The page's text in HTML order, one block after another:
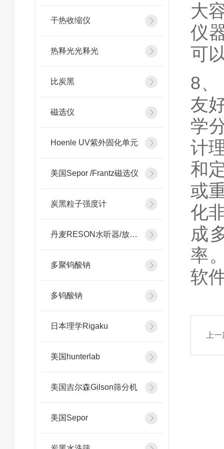
干热收缩仪
热释光光释光
比炭黑
磁选仪
Hoenle UV紫外固化单元
美国Sepor /Frantz磁选仪
炭黑粒子强度计
丹麦RESON水听器/放大器
多聚钨酸钠
多钨酸钠
日本理学Rigaku
美国hunterlab
美国吉尔森Gilson筛分机
美国Sepor
大
仪
可
8、
友
学
计
和
或
化
成
率
软
上